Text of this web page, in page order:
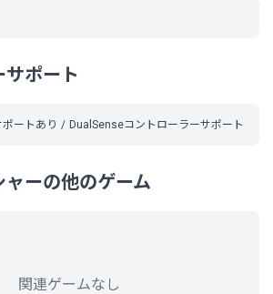
サポート
ートあり DualSenseコントローラーサポート
ャーの他のゲーム
関連ゲームなし